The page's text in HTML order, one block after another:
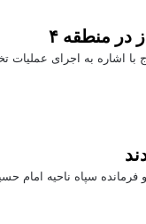
سپاه ناحیه امام